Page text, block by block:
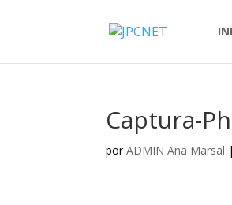
Captura-
porADMIN Ana Marsal |